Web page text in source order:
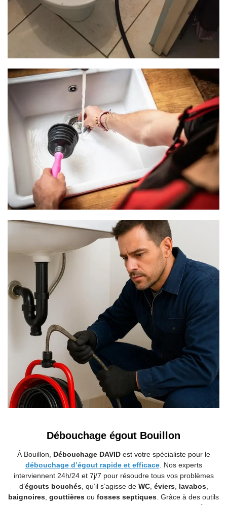
Débouchage égout Bouillon
À Bouillon, Débouchage DAVIDest votre spécialiste pour le
débouchage d’égout rapide et efficace. Nos experts
interviennent 24h/24 et 7j/7 pour résoudre tous vos problèmes
d’égouts bouchés, qu’il s’agisse de WC, éviers, lavabos,
baignoires, gouttières ou fosses septiques. Grâce à des outils